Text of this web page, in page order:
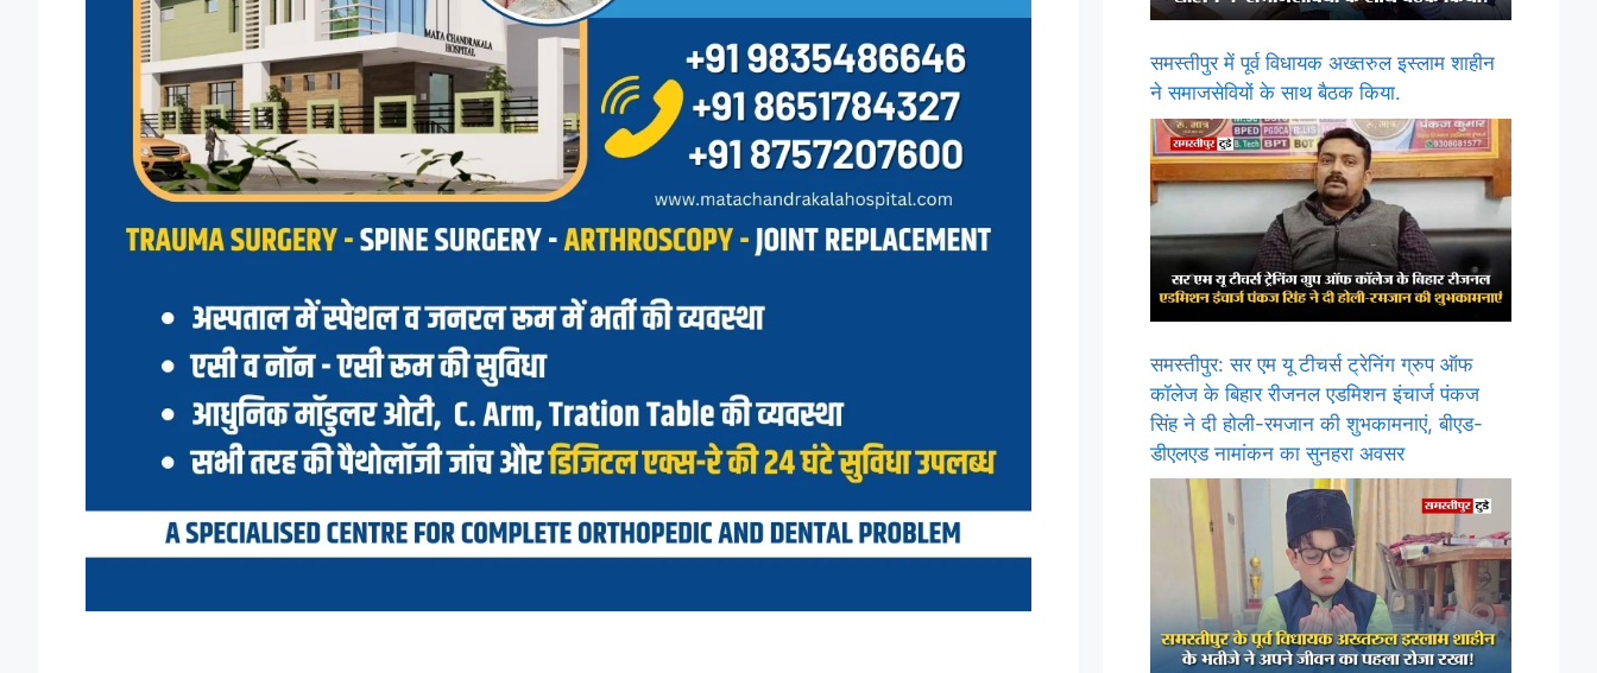
समस्तीपुर में पूर्व विधायक अख्तरुल इस्लाम शाहीन
ने समाजसेवियों के साथ बैठक किया.
समस्तीपुर: सर एम यू टीचर्स ट्रेनिंग ग्रुप ऑफ
कॉलेज के बिहार रीजनल एडमिशन इंचार्ज पंकज
सिंह ने दी होली-रमजान की शुभकामनाएं, बीएड-
डीएलएड नामांकन का सुनहरा अवसर